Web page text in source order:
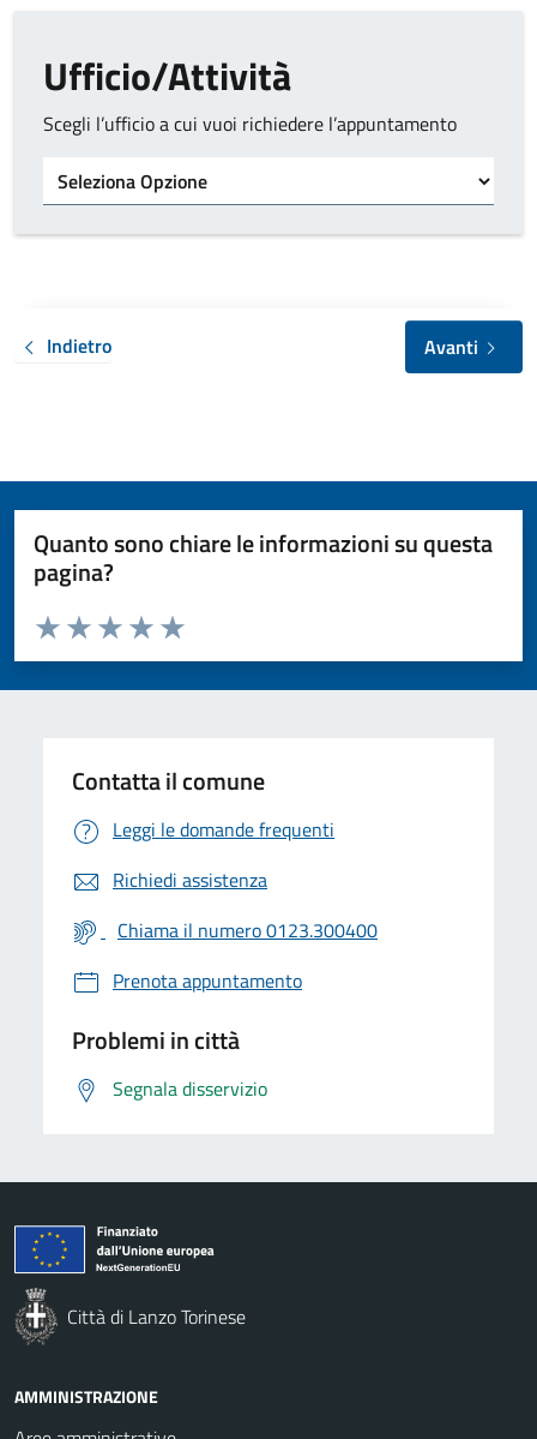
Ufficio/Attività
Scegli l’ufficio a cui vuoi richiedere l’appuntamento
Indietro Avanti
Quanto sono chiare le informazioni su questa
pagina?
Valuta da 1 a 5 stelle la pagina
Valuta 5 stelle su 5
Valuta 4 stelle su 5
Valuta 3 stelle su 5
Valuta 2 stelle su 5
Valuta 1 stelle su 5
Contatta il comune
Leggi le domande frequenti
Richiedi assistenza
Chiama il numero 0123.300400
Prenota appuntamento
Problemi in città
Segnala disservizio
Città di Lanzo Torinese
AMMINISTRAZIONE